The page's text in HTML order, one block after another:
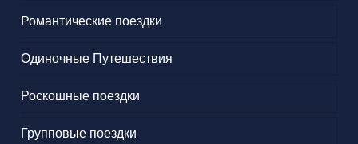
Романтические поездки
Одиночные Путешествия
Роскошные поездки
Групповые поездки